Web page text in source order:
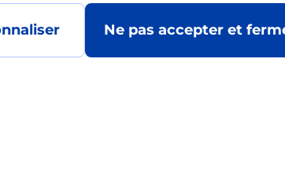
Ne pas accepter et
votre boîte aux lettres ?